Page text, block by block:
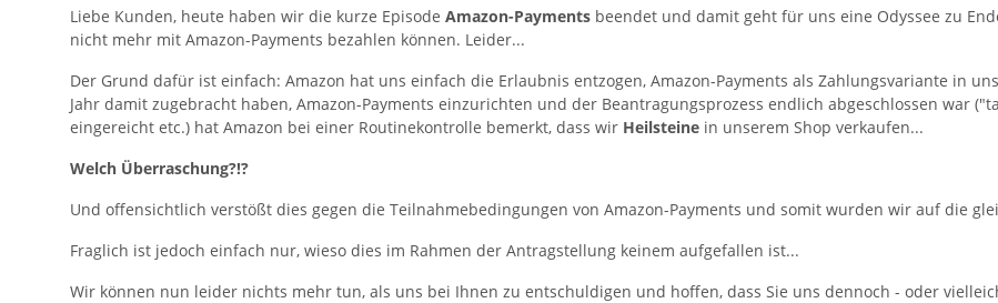
Liebe Kunden, heute haben wir die kurze Episode Amazon-Payments beendet und damit geht für uns eine Odyssee zu
nicht mehr mit Amazon-Payments bezahlen können. Leider...
Der Grund dafür ist einfach: Amazon hat uns einfach die Erlaubnis entzogen, Amazon-Payments als Zahlungsvariante in
Jahr damit zugebracht haben, Amazon-Payments einzurichten und der Beantragungsprozess endlich abgeschlossen war
eingereicht etc.) hat Amazon bei einer Routinekontrolle bemerkt, dass wir Heilsteine in unserem Shop verkaufen...
Welch Überraschung?!?
Und offensichtlich verstößt dies gegen die Teilnahmebedingungen von Amazon-Payments und somit wurden wir auf die
Fraglich ist jedoch einfach nur, wieso dies im Rahmen der Antragstellung keinem aufgefallen ist...
Wir können nun leider nichts mehr tun, als uns bei Ihnen zu entschuldigen und hoffen, dass Sie uns dennoch - oder